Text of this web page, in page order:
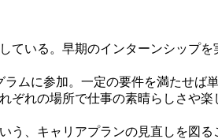
ている。早期のインターンシップを
ムに参加。一定の要件を満たせば単
れの場所で仕事の素晴らしさや
、キャリアプランの見直しを図る